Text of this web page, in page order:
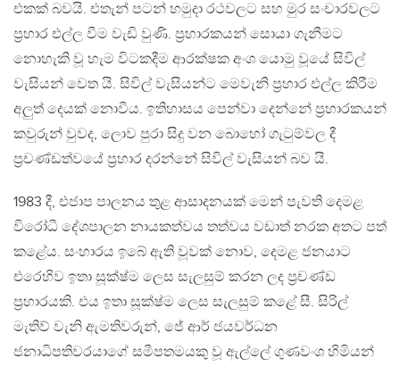
එකක් බවයි. එතැන් පටන් හමුදා රථවලට සහ මුර සංචාරවලට
ප්‍රහාර එල්ල වීම වැඩි වුණි. ප්‍රහාරකයන් සොයා ගැනීමට
නොහැකි වූ හැම විටකදීම ආරක්ෂක අංශ යොමු වූයේ සිවිල්
වැසියන් වෙත යි. සිවිල් වැසියන්ට මෙවැනි ප්‍රහාර එල්ල කිරීම
අලුත් දෙයක් නොවීය. ඉතිහාසය පෙන්වා දෙන්නේ ප්‍රහාරකයන්
කවුරුන් වුවද, ලොව පුරා සිදු වන බොහෝ ගැටුම්වල දී
ප්‍රචණ්ඩත්වයේ ප්‍රහාර දරන්නේ සිවිල් වැසියන් බව යි.
1983 දී, එජාප පාලනය තුළ ආසාදනයක් මෙන් පැවති දෙමළ
විරෝධී දේශපාලන නායකත්වය තත්වය වඩාත් නරක අතට පත්
කළේය. සංහාරය ඉබේ ඇති වූවක් නොව, දෙමළ ජනයාට
එරෙහිව ඉතා සූක්ෂ්ම ලෙස සැලසුම් කරන ලද ප්‍රචණ්ඩ
ප්‍රහාරයකි. එය ඉතා සූක්ෂ්ම ලෙස සැලසුම් කළේ සී. සිරිල්
මැතිව් වැනි ඇමතිවරුන්, ජේ ආර් ජයවර්ධන
ජනාධිපතිවරයාගේ සමීපතමයකු වූ ඇල්ලේ ගුණවංශ හිමියන්